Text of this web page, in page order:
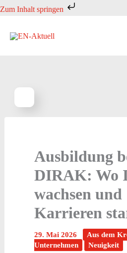
Zum Inhalt springen
Zum
springen
Ausbildung
DIRAK: Wo
wachsen und
Karrieren
29. Mai 2026 Aus dem
Unternehmen
Neuigkeit